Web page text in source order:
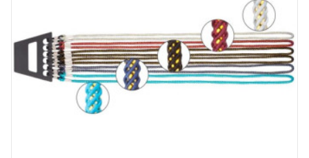
Désinfection UV/UVC (LED,
rayonnement)